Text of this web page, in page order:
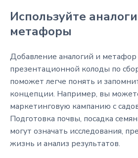
Используйте
метафоры
Добавление аналогий и
презентационной колоды по
поможет легче понять и
концепции. Например, вы
маркетинговую кампанию с
Подготовка почвы, посадка
могут означать исследования,
жизнь и анализ результатов.